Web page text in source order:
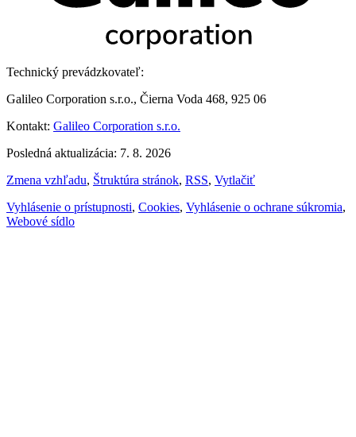
Technický prevádzkovateľ:
Galileo Corporation s.r.o., Čierna Voda 468, 925 06
Kontakt: Galileo Corporation s.r.o.
Posledná aktualizácia: 7. 8. 2026
Zmena vzhľadu, Štruktúra stránok, RSS, Vytlačiť
Vyhlásenie o prístupnosti, Cookies, Vyhlásenie o ochrane súkromia,
Webové sídlo